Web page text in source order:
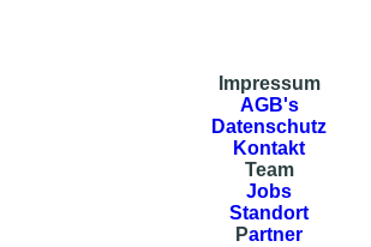
Impressum
AGB's
Datenschutz
Kontakt
Team
Jobs
Standort
Partner